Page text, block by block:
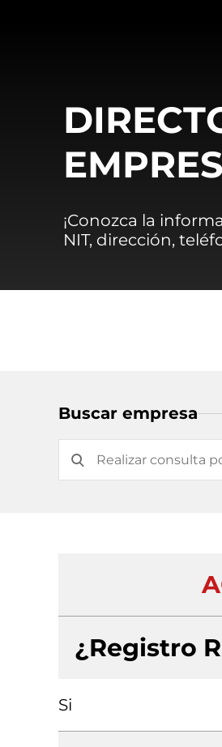
¡Conozca la
NIT, dirección,
Buscar empresa
¿Registro
Si